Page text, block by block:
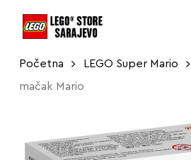
Početna LEGO Super Mario
mačak Mario